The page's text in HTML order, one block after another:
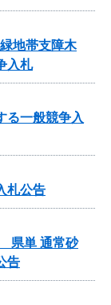
地帯支障木
入札
る一般競争入
札公告
県単 通常砂
告